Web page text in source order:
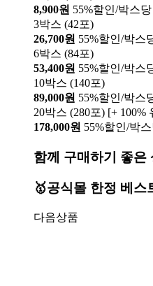
8,900원 55%할인/박스당
3박스 (42포)
26,700원 55%할인/박스
6박스 (84포)
53,400원 55%할인/박스
10박스 (140포)
89,000원 55%할인/박스
20박스 (280포) [+
178,000원 55%할인/박스
함께 구매하기 좋은
🥇공식몰 한정 베스
다음상품